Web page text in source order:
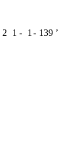
2 1 - 1 - 139 ʼ